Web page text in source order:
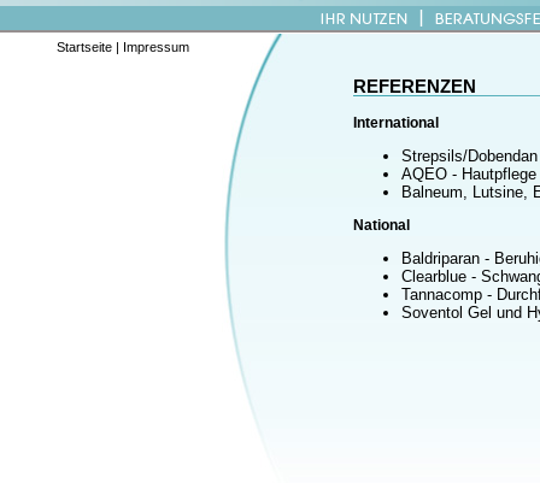
Startseite| Impressum
REFERENZEN
International
Strepsils/
AQEO -
Balneum, Lutsine,
National
Baldriparan -
Clearblue -
Tannacomp -
Soventol Gel und